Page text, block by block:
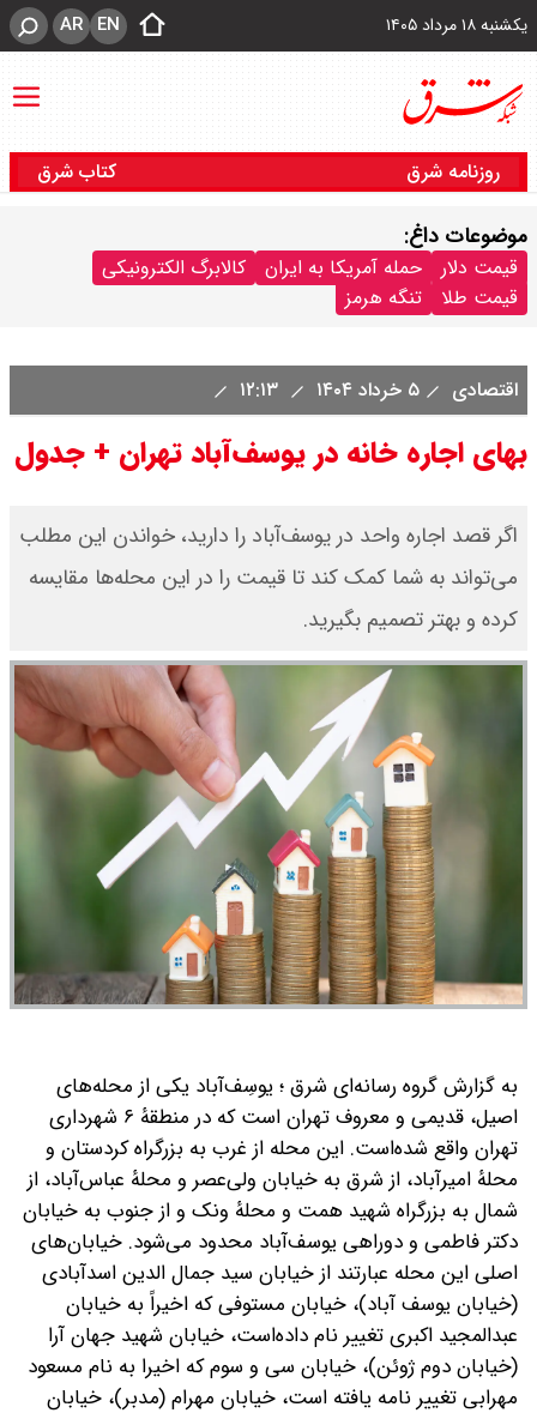
یکشنبه ۱۸ مرداد ۱۴۰۵ EN
AR
روزنامه شرق کتاب شرق
موضوعات داغ:
قیمت دلار حمله آمریکا به ایران
کالابرگ الکترونیکی
قیمت طلا
تنگه هرمز
اقتصادی ۵ خرداد ۱۴۰۴
بهای اجاره خانه در یوسف‌آباد تهران + جدول
اگر قصد اجاره واحد در یوسف‌آباد را دارید، خواندن این مطلب
می‌تواند به شما کمک کند تا قیمت را در این محله‌ها مقایسه
کرده و بهتر تصمیم بگیرید.
به گزارش گروه رسانه‌ای شرق ؛ یوسِف‌آباد یکی از محله‌های
اصیل، قدیمی و معروف تهران است که در منطقهٔ ۶ شهرداری
تهران واقع شده‌است. این محله از غرب به بزرگراه کردستان و
محلهٔ امیرآباد، از شرق به خیابان ولی‌عصر و محلهٔ عباس‌آباد، از
شمال به بزرگراه شهید همت و محلهٔ ونک و از جنوب به خیابان
دکتر فاطمی و دوراهی یوسف‌آباد محدود می‌شود. خیابان‌های
اصلی این محله عبارتند از خیابان سید جمال الدین اسدآبادی
(خیابان یوسف آباد)، خیابان مستوفی که اخیراً به خیابان
عبدالمجید اکبری تغییر نام داده‌است، خیابان شهید جهان آرا
(خیابان دوم ژوئن)، خیابان سی و سوم که اخیرا به نام مسعود
مهرابی تغییر نامه یافته است، خیابان مهرام (مدبر)، خیابان